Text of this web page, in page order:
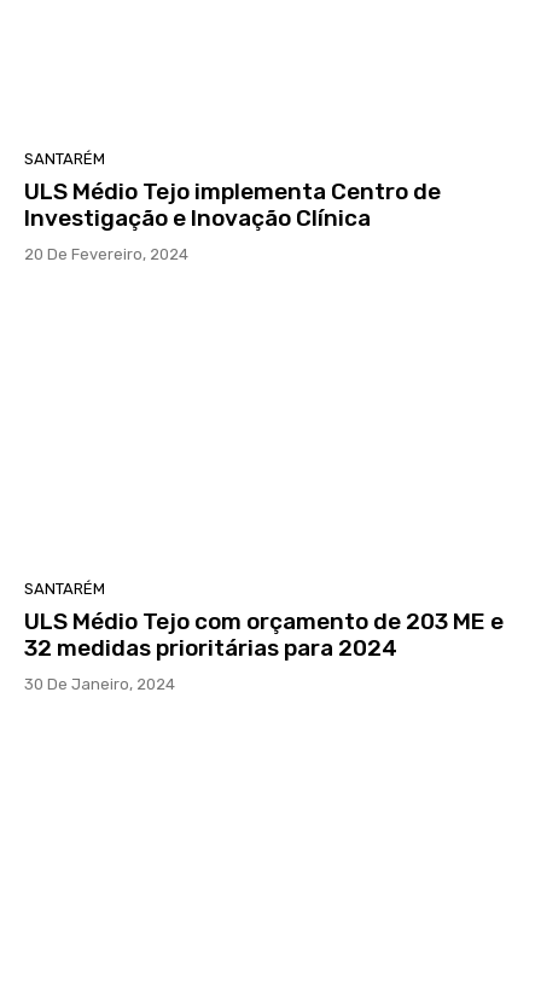
SANTARÉM
ULS Médio Tejo implementa Centro de
Investigação e Inovação Clínica
20 De Fevereiro, 2024
SANTARÉM
ULS Médio Tejo com orçamento de 203 ME e
32 medidas prioritárias para 2024
30 De Janeiro, 2024